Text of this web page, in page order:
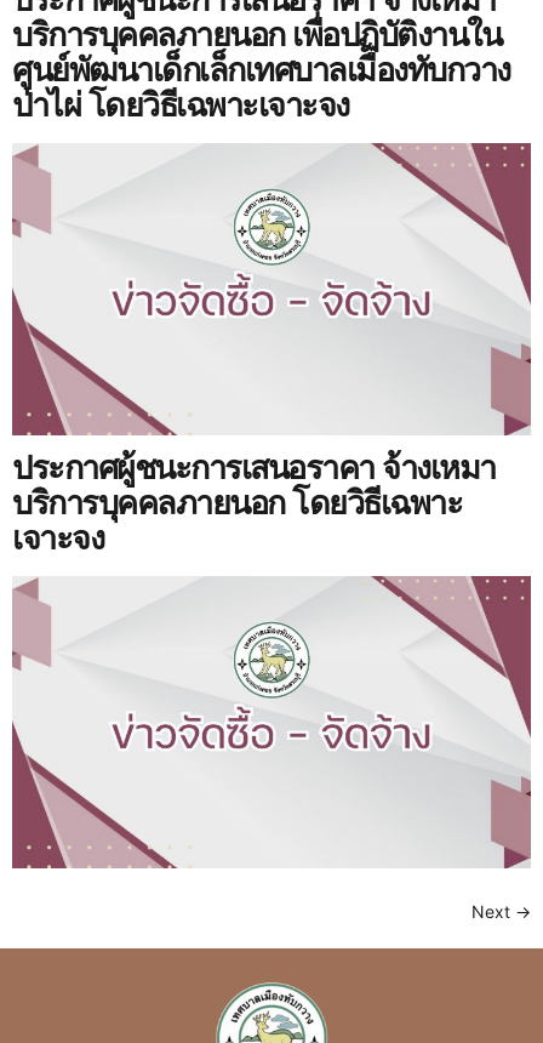
บริการบุคคลภายนอก เพื่อปฏิบัติงานใน
ศูนย์พัฒนาเด็กเล็กเทศบาลเมืองทับกวาง
ป่าไผ่ โดยวิธีเฉพาะเจาะจง
ประกาศผู้ชนะการเสนอราคา จ้างเหมา
บริการบุคคลภายนอก โดยวิธีเฉพาะ
เจาะจง
Next →